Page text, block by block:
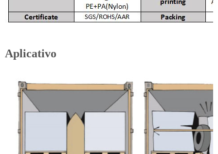
Aplicativo